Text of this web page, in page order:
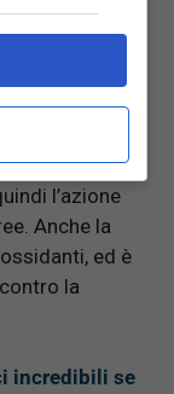
contro
conosciuto,
considerata
l’azione
Anche la
ed è
la
incredibili se